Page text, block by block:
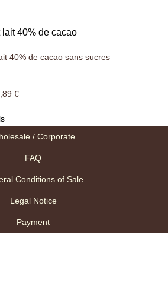
40% de cacao
40% de cacao sans sucres
€
/ Corporate
FAQ
Conditions of Sale
Legal Notice
Payment